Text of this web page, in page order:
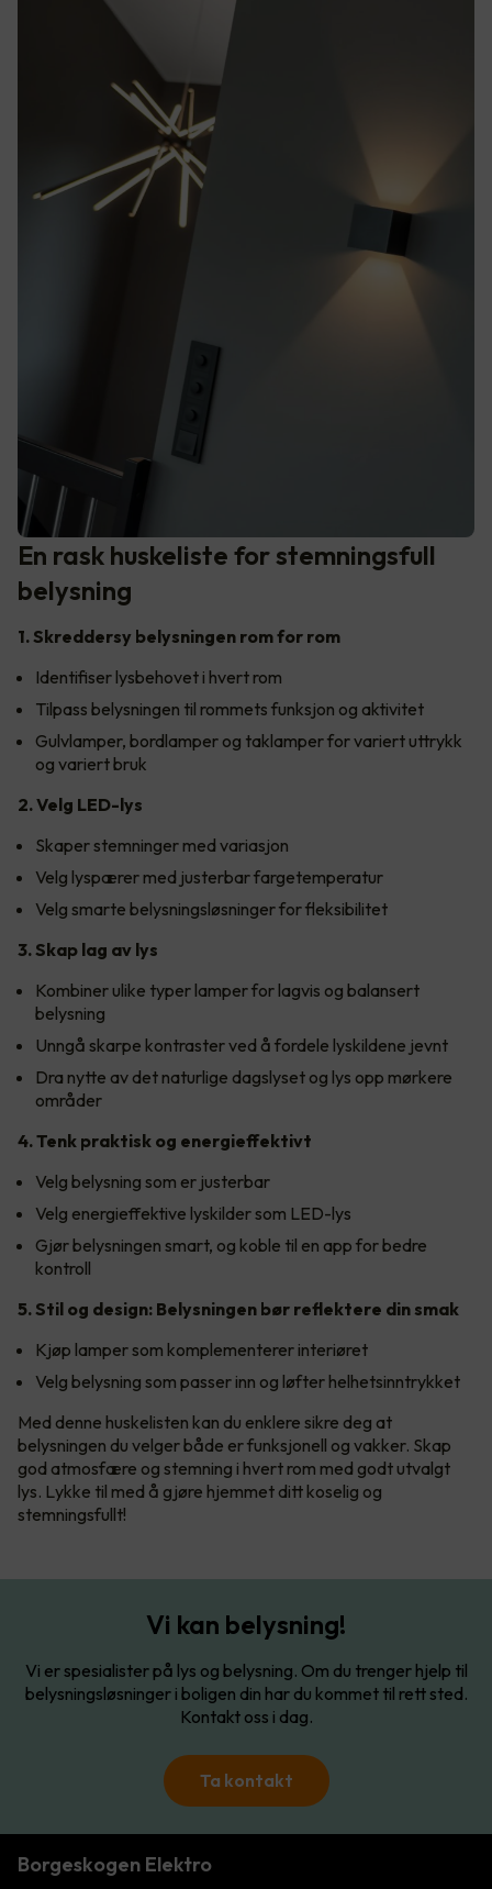
En rask huskeliste for stemningsfull
belysning
1. Skreddersy belysningen rom for rom
Identifiser lysbehovet i hvert rom
Tilpass belysningen til rommets funksjon og aktivitet
Gulvlamper, bordlamper og taklamper for variert uttrykk
og variert bruk
2. Velg LED-lys
Skaper stemninger med variasjon
Velg lyspærer med justerbar fargetemperatur
Velg smarte belysningsløsninger for fleksibilitet
3. Skap lag av lys
Kombiner ulike typer lamper for lagvis og balansert
belysning
Unngå skarpe kontraster ved å fordele lyskildene jevnt
Dra nytte av det naturlige dagslyset og lys opp mørkere
områder
4. Tenk praktisk og energieffektivt
Velg belysning som er justerbar
Velg energieffektive lyskilder som LED-lys
Gjør belysningen smart, og koble til en app for bedre
kontroll
5. Stil og design: Belysningen bør reflektere din smak
Kjøp lamper som komplementerer interiøret
Velg belysning som passer inn og løfter helhetsinntrykket
Med denne huskelisten kan du enklere sikre deg at
belysningen du velger både er funksjonell og vakker. Skap
god atmosfære og stemning i hvert rom med godt utvalgt
lys. Lykke til med å gjøre hjemmet ditt koselig og
stemningsfullt!
Vi kan belysning!
Vi er spesialister på lys og belysning. Om du trenger hjelp til
belysningsløsninger i boligen din har du kommet til rett sted.
Kontakt oss i dag.
Ta kontakt
Borgeskogen Elektro